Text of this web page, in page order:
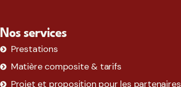
Nos services
Prestations
Matière composite & tarifs
Projet et proposition pour les partenaires